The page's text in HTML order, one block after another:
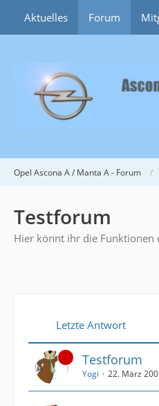
Aktuelles Forum
Opel Ascona A / Manta A - Forum
Testforum
Hier könnt ihr die Funktionen
Letzte Antwort
Testforum
Yogi 22. März